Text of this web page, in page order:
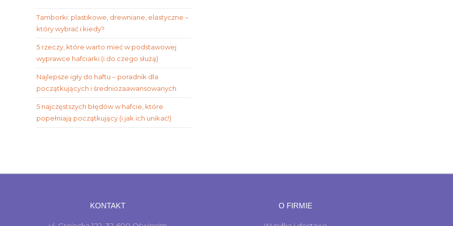
Tamborki: plastikowe, drewniane, elastyczne –
który wybrać i kiedy?
5 rzeczy, które warto mieć w podstawowej
wyprawce hafciarki (i do czego służą)
Najlepsze igły do haftu – poradnik dla
początkujących i średniozaawansowanych
5 najczęstszych błędów w hafcie, które
popełniają początkujący (i jak ich unikać!)
KONTAKT O FIRMIE